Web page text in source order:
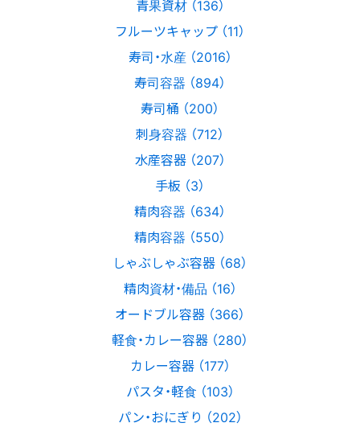
青果資材 （136）
フルーツキャップ （11）
寿司・水産 （2016）
寿司容器 （894）
寿司桶 （200）
刺身容器 （712）
水産容器 （207）
手板 （3）
精肉容器 （634）
精肉容器 （550）
しゃぶしゃぶ容器 （68）
精肉資材・備品 （16）
オードブル容器 （366）
軽食・カレー容器 （280）
カレー容器 （177）
パスタ・軽食 （103）
パン・おにぎり （202）